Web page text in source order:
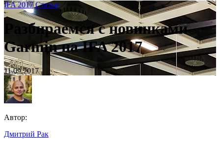
IFA 2017 Статьи
Разбираемся с новинками
Garmin на IFA 2017
11.09.2017
Автор:
Дмитрий Рак